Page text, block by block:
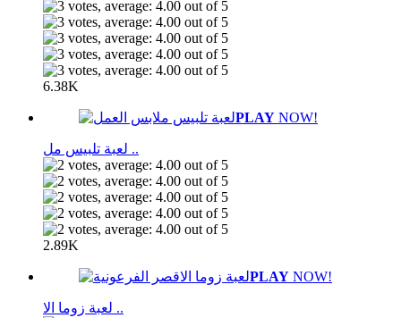
6.38K
PLAY NOW!
لعبة تلبيس مل ..
2.89K
PLAY NOW!
لعبة زوما الا ..